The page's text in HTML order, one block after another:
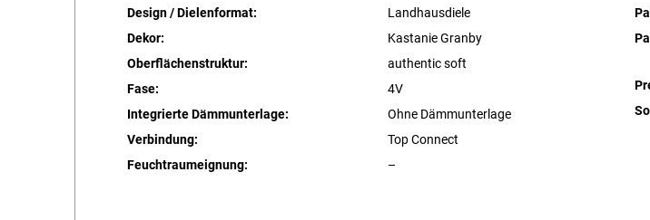
Design / Dielenformat:
Landhausdiele
Dekor:
Kastanie Granby
Oberflächenstruktur:
authentic soft
Fase:
4V
Integrierte Dämmunterlage:
Ohne Dämmunterlage
Verbindung:
Top Connect
Feuchtraumeignung:
–